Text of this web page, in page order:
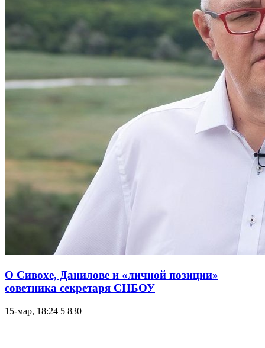
О Сивохе, Данилове и «личной позиции»
советника секретаря СНБОУ
15-мар, 18:24 5 830